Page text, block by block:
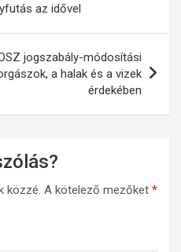
az idővel
jogszabály-módosítási
a halak és a vizek
érdekében
közzé. A kötelező mezőket *